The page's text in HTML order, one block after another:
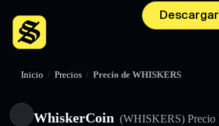
Inicio / Precios / Precio de WHISKERS
WhiskerCoin (WHISKERS) Precio